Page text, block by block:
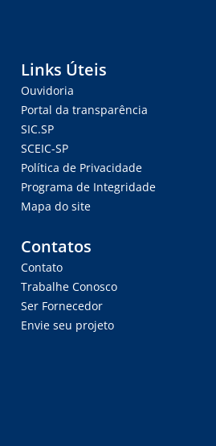
Links Úteis
Ouvidoria
Portal da transparência
SIC.SP
SCEIC-SP
Política de Privacidade
Programa de Integridade
Mapa do site
Contatos
Contato
Trabalhe Conosco
Ser Fornecedor
Envie seu projeto